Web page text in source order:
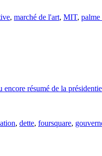
, marché de l'art, MIT, palme
résumé de la
, dette, foursquare,